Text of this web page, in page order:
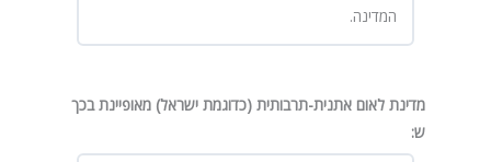
המדינה.
מדינת לאום אתנית-תרבותית (כדוגמת ישראל) מאופיינת בכך
ש: